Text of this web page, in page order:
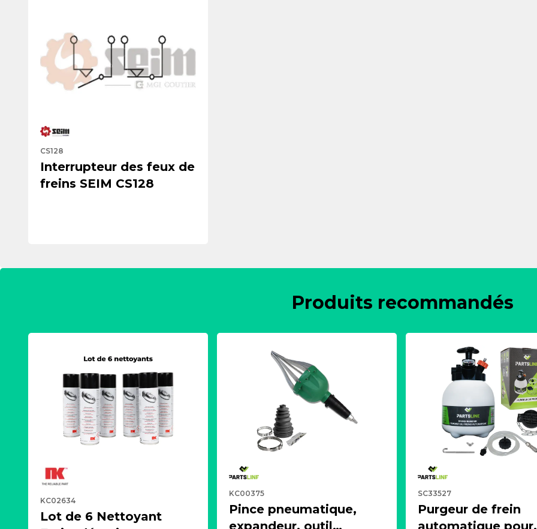
CS128
Interrupteur des feux de
freins SEIM CS128
Produits recommandés
KC02634
Lot de 6 Nettoyant
KC00375
Pince pneumatique,
expandeur, outil
SC33527
Purgeur de frein
automatique pour